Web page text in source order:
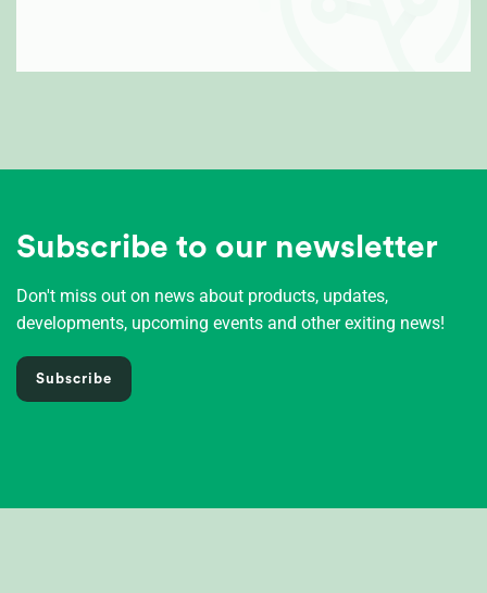
Subscribe to our newsletter
Don't miss out on news about products, updates,
developments, upcoming events and other exiting news!
Subscribe